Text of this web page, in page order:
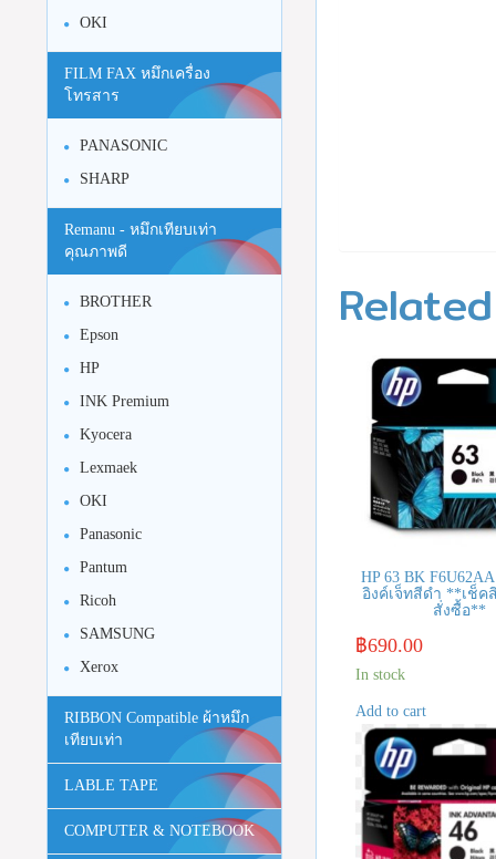
HP 63 BK
อิงค์เจ็ทสีดำ **เช็ค
สั่งซื้อ**
฿690.00
In stock
Add to cart
OKI
FILM FAX หมึกเครื่อง
โทรสาร
PANASONIC
SHARP
Remanu - หมึกเทียบเท่า
คุณภาพดี
BROTHER
Epson
HP
INK Premium
Kyocera
Lexmaek
OKI
Panasonic
Pantum
Ricoh
SAMSUNG
Xerox
RIBBON Compatible ผ้าหมึก
เทียบเท่า
LABLE TAPE
COMPUTER & NOTEBOOK